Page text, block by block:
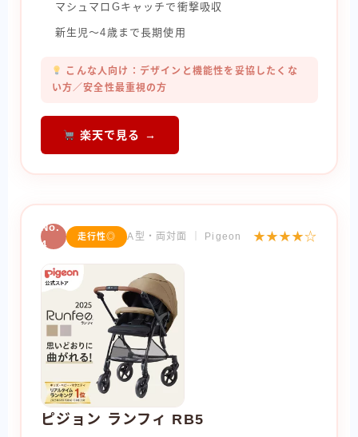
マシュマロGキャッチで衝撃吸収
新生児〜4歳まで長期使用
こんな人向け：デザインと機能性を妥協したくな
い方／安全性最重視の方
楽天で見る →
No.
4
走行性◎ A型・両対面 ｜ Pigeon ★★★★☆
ピジョン ランフィ RB5